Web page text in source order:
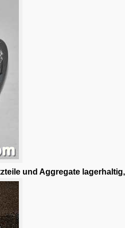
und Aggregate